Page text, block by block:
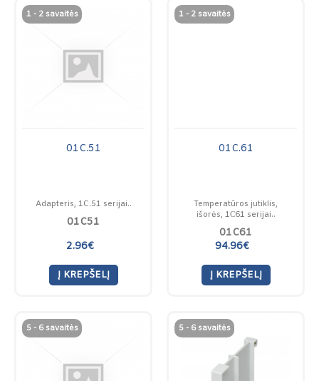
1 - 2 savaitės
01C.51
Adapteris, 1C.51 serijai..
01C51
2.96€
Į KREPŠELĮ
1 - 2 savaitės
01C.61
Temperatūros jutiklis,
išorės, 1С61 serijai..
01C61
94.96€
Į KREPŠELĮ
5 - 6 savaitės 5 - 6 savaitės